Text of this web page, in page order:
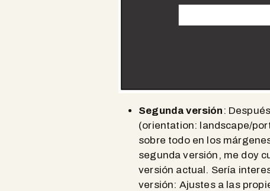
Segunda versión :
(orientation: landscape/
sobre todo en los
segunda versión, me doy
versión actual. Sería
versión: Ajustes a las